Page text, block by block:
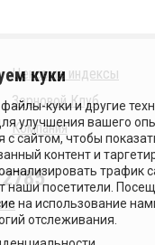
Ценовые индексы
Зерновой Клуб
Компания